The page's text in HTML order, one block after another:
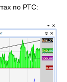
по РТС: